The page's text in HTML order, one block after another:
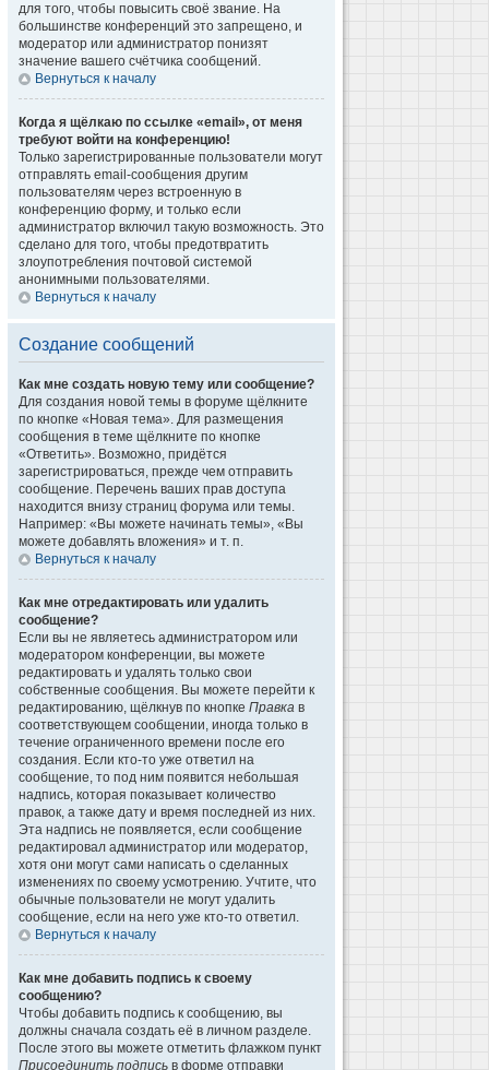
для того, чтобы повысить своё звание. На
большинстве конференций это запрещено, и
модератор или администратор понизят
значение вашего счётчика сообщений.
Вернуться к началу
Когда я щёлкаю по ссылке «email», от меня
требуют войти на конференцию!
Только зарегистрированные пользователи могут
отправлять email-сообщения другим
пользователям через встроенную в
конференцию форму, и только если
администратор включил такую возможность. Это
сделано для того, чтобы предотвратить
злоупотребления почтовой системой
анонимными пользователями.
Вернуться к началу
Создание сообщений
Как мне создать новую тему или сообщение?
Для создания новой темы в форуме щёлкните
по кнопке «Новая тема». Для размещения
сообщения в теме щёлкните по кнопке
«Ответить». Возможно, придётся
зарегистрироваться, прежде чем отправить
сообщение. Перечень ваших прав доступа
находится внизу страниц форума или темы.
Например: «Вы можете начинать темы», «Вы
можете добавлять вложения» и т. п.
Вернуться к началу
Как мне отредактировать или удалить
сообщение?
Если вы не являетесь администратором или
модератором конференции, вы можете
редактировать и удалять только свои
собственные сообщения. Вы можете перейти к
редактированию, щёлкнув по кнопке Правка в
соответствующем сообщении, иногда только в
течение ограниченного времени после его
создания. Если кто-то уже ответил на
сообщение, то под ним появится небольшая
надпись, которая показывает количество
правок, а также дату и время последней из них.
Эта надпись не появляется, если сообщение
редактировал администратор или модератор,
хотя они могут сами написать о сделанных
изменениях по своему усмотрению. Учтите, что
обычные пользователи не могут удалить
сообщение, если на него уже кто-то ответил.
Вернуться к началу
Как мне добавить подпись к своему
сообщению?
Чтобы добавить подпись к сообщению, вы
должны сначала создать её в личном разделе.
После этого вы можете отметить флажком пункт
Присоединить подпись в форме отправки